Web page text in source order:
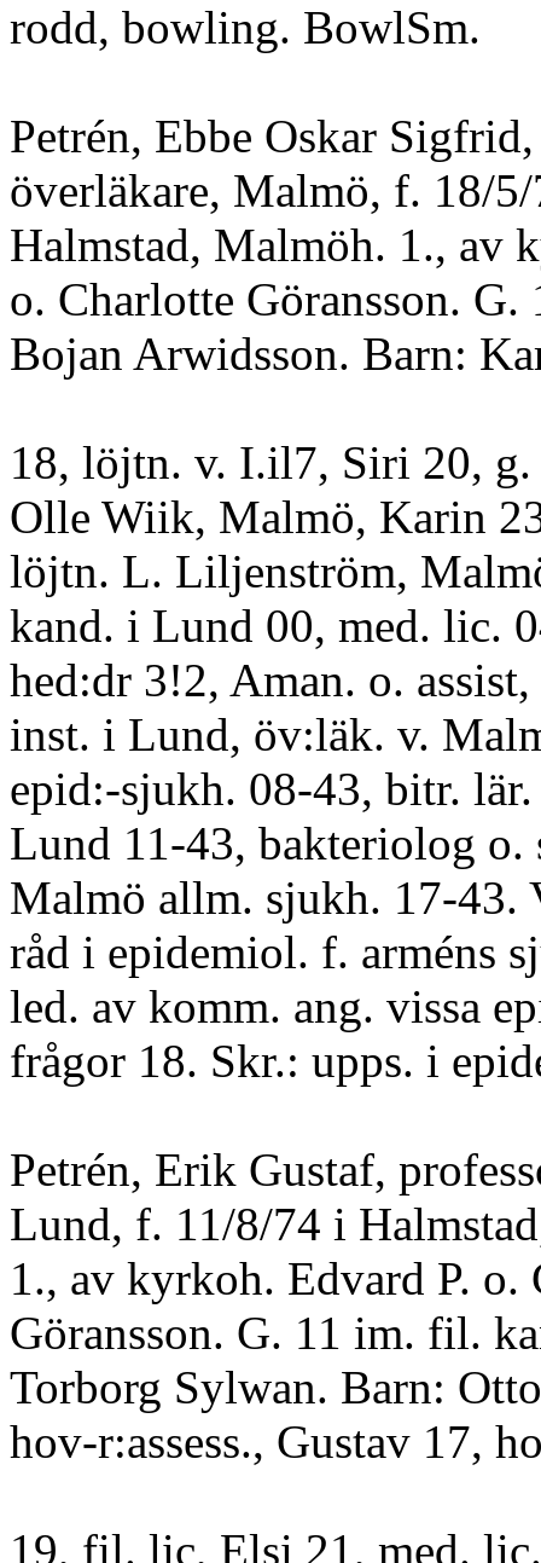
rodd, bowling. BowlSm.
Petrén, Ebbe Oskar
överläkare, Malmö, f. 18/
Halmstad, Malmöh. 1., av
o. Charlotte Göransson. G.
Bojan Arwidsson. Barn:
18, löjtn. v. I.il7, Siri 20,
Olle Wiik, Malmö, Karin
löjtn. L. Liljenström,
kand. i Lund 00, med. lic.
hed:dr 3!2, Aman. o.
inst. i Lund, öv:läk. v.
epid:-sjukh. 08-43, bitr.
Lund 11-43, bakteriolog o.
Malmö allm. sjukh. 17-43.
råd i epidemiol. f. arméns
led. av komm. ang. vissa
frågor 18. Skr.: upps. i
Petrén, Erik Gustaf,
Lund, f. 11/8/74 i
1., av kyrkoh. Edvard P. o.
Göransson. G. 11 im. fil.
Torborg Sylwan. Barn:
hov-r:assess., Gustav 17,
19, fil. lic, Elsi 21, med.